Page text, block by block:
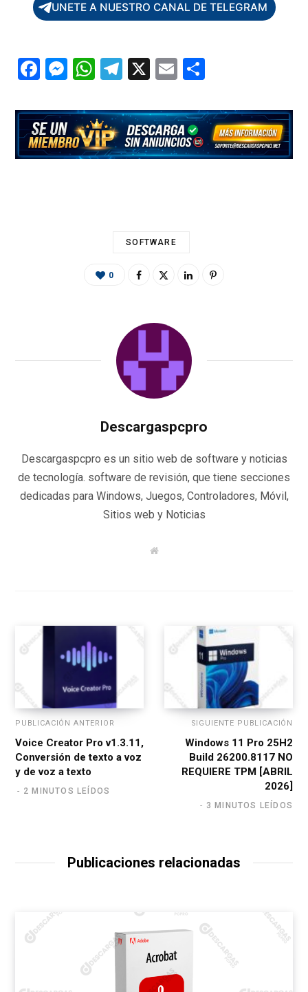
UNETE A NUESTRO CANAL DE TELEGRAM
F
e
b
o
M
se
n
g
W
at
s
A
T
e
gr
a
X E
ai
l
m
p
ar
SOFTWARE
0
Descargaspcpro
Descargaspcpro es un sitio web de software y noticias
de tecnología. software de revisión, que tiene secciones
dedicadas para Windows, Juegos, Controladores, Móvil,
Sitios web y Noticias
W
PUBLICACIÓN ANTERIOR
Voice Creator Pro v1.3.11,
Conversión de texto a voz
y de voz a texto
2 MINUTOS LEÍDOS
SIGUIENTE PUBLICACIÓN
Windows 11 Pro 25H2
Build 26200.8117 NO
REQUIERE TPM [ABRIL
2026]
3 MINUTOS LEÍDOS
Publicaciones relacionadas